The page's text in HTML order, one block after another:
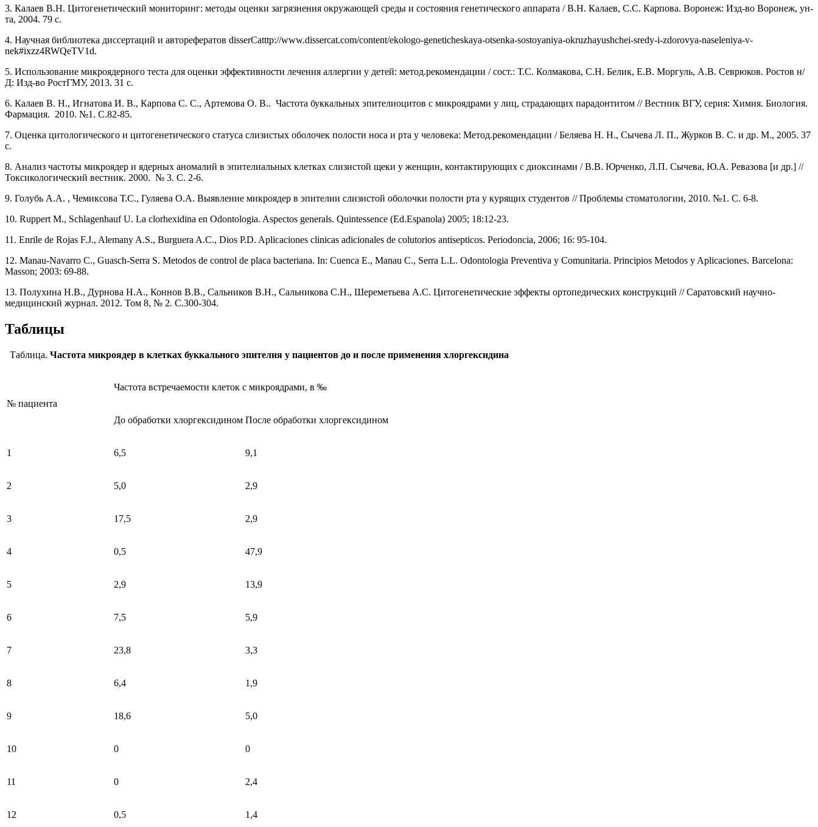
3. Калаев В.Н. Цитогенетический мониторинг: методы оценки загрязнения окружающей среды и состояния генетического аппарата / В.Н. Калаев, С.С. Карпова. Воронеж: Изд-во Воронеж, ун-
та, 2004. 79 с.
4. Научная библиотека диссертаций и авторефератов disserCatttp://www.dissercat.com/content/ekologo-geneticheskaya-otsenka-sostoyaniya-okruzhayushchei-sredy-i-zdorovya-naseleniya-v-
nek#ixzz4RWQeTV1d.
5. Использование микроядерного теста для оценки эффективности лечения аллергии у детей: метод.рекомендации / сост.: Т.С. Колмакова, С.Н. Белик, Е.В. Моргуль, А.В. Севрюков. Ростов н/
Д: Изд-во РостГМУ, 2013. 31 с.
6. Калаев В. Н., Игнатова И. В., Карпова C. С., Артемова О. В.. Частота буккальных эпителиоцитов с микроядрами у лиц, страдающих парадонтитом // Вестник ВГУ, серия: Химия. Биология.
Фармация. 2010. №1. С.82-85.
7. Оценка цитологического и цитогенетического статуса слизистых оболочек полости носа и рта у человека: Метод.рекомендации / Беляева Н. Н., Сычева Л. П., Журков В. С. и др. М., 2005. 37
с.
8. Анализ частоты микроядер и ядерных аномалий в эпителиальных клетках слизистой щеки у женщин, контактирующих с диоксинами / В.В. Юрченко, Л.П. Сычева, Ю.А. Ревазова [и др.] //
Токсикологический вестник. 2000. № 3. С. 2-6.
9. Голубь А.А. , Чемиксова Т.С., Гуляева О.А. Выявление микроядер в эпителии слизистой оболочки полости рта у курящих студентов // Проблемы стоматологии, 2010. №1. С. 6-8.
10. Ruppert M., Schlagenhauf U. La clorhexidina en Odontologia. Aspectos generals. Quintessence (Ed.Espanola) 2005; 18:12-23.
11. Enrile de Rojas F.J., Alemany A.S., Burguera A.C., Dios P.D. Aplicaciones clinicas adicionales de colutorios antisepticos. Periodoncia, 2006; 16: 95-104.
12. Manau-Navarro C., Guasch-Serra S. Metodos de control de placa bacteriana. In: Cuenca E., Manau C., Serra L.L. Odontologia Preventiva y Comunitaria. Principios Metodos y Aplicaciones. Barcelona:
Masson; 2003: 69-88.
13. Полухина Н.В., Дурнова Н.А., Коннов В.В., Сальников В.Н., Сальникова С.Н., Шереметьева А.С. Цитогенетические эффекты ортопедических конструкций // Саратовский научно-
медицинский журнал. 2012. Том 8, № 2. С.300-304.
Таблицы
Таблица. Частота микроядер в клетках буккального эпителия у пациентов до и после применения хлоргексидина
№ пациента
Частота встречаемости клеток с микроядрами, в ‰
До обработки хлоргексидином После обработки хлоргексидином
1 6,5 9,1
2 5,0 2,9
3 17,5 2,9
4 0,5 47,9
5 2,9 13,9
6 7,5 5,9
7 23,8 3,3
8 6,4 1,9
9 18,6 5,0
10 0 0
11 0 2,4
12 0,5 1,4